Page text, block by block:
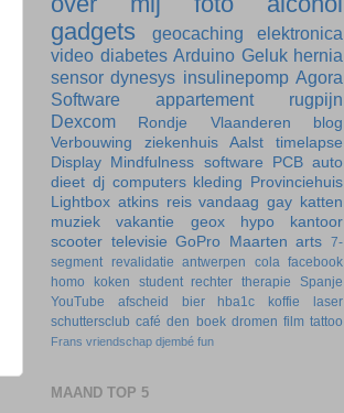
gadgets
geocaching
elektronica
video diabetes Arduino Geluk hernia
sensor dynesys insulinepomp Agora
Software
appartement
rugpijn
Dexcom
Rondje Vlaanderen
blog
Verbouwing
ziekenhuis Aalst
timelapse
Display
Mindfulness software PCB auto
dieet dj computers kleding
Provinciehuis
Lightbox atkins reis vandaag gay katten
muziek
vakantie geox hypo
kantoor
scooter televisie GoPro Maarten arts 7-
segment revalidatie antwerpen cola facebook
homo
koken student rechter therapie
Spanje
YouTube
afscheid bier hba1c koffie
laser
schuttersclub café den boek dromen film tattoo
Frans vriendschap djembé fun
MAAND TOP 5